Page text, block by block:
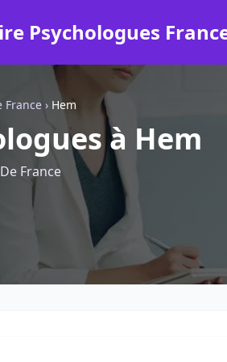
Psychologues
France › Hem
à Hem
France